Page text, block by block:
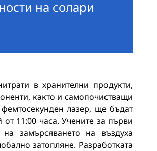
на солари
в хранителни продукти,
както и самопочистващи
лазер, ще бъдат
11:00 часа. Учените за първи
замърсяването на въздуха
затопляне. Разработката